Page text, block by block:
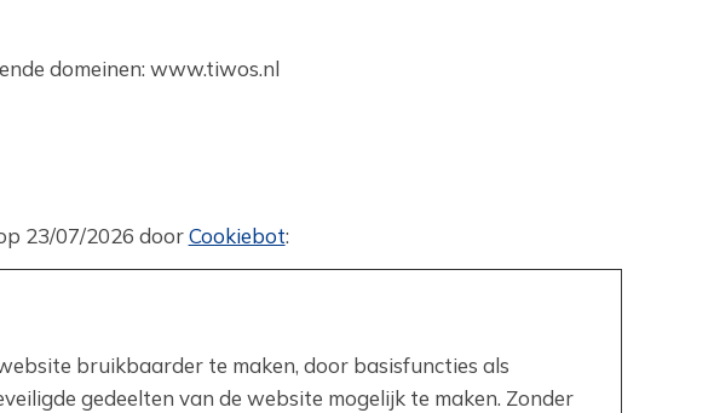
domeinen: www.tiwos.nl
23/07/2026 doorCookiebot:
bruikbaarder te maken, door basisfuncties als
gedeelten van de website mogelijk te maken. Zonder